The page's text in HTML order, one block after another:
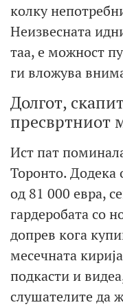
колку
Неизвесната
таа, е можност
ги вложува
Долгот,
пресвртниот
Ист пат
Торонто. Додека
од 81 000 евра,
гардеробата со
допрев кога
месечната
подкасти и
слушателите да